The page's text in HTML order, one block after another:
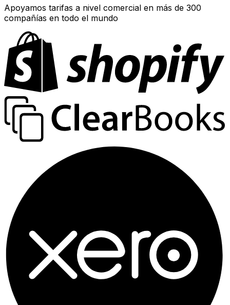
Apoyamos tarifas a nivel comercial en más de 300
compañías en todo el mundo